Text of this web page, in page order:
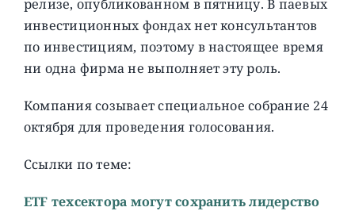
релизе, опубликованном в пятницу. В паевых
инвестиционных фондах нет консультантов
по инвестициям, поэтому в настоящее время
ни одна фирма не выполняет эту роль.
Компания созывает специальное собрание 24
октября для проведения голосования.
Ссылки по теме:
ETF техсектора могут сохранить лидерство